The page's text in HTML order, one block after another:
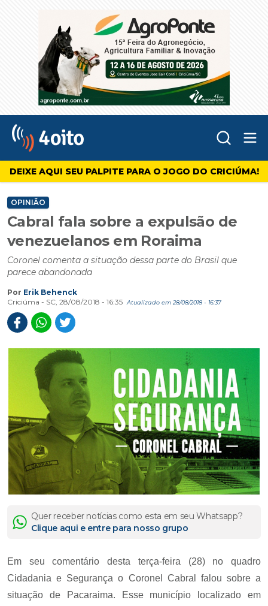
4oito
DEIXE AQUI SEU PALPITE PARA O JOGO DO CRICIÚMA!
OPINIÃO
Cabral fala sobre a expulsão de
venezuelanos em Roraima
Coronel comenta a situação dessa parte do Brasil que
parece abandonada
Por Erik Behenck
Criciúma - SC, 28/08/2018 - 16:35
Atualizado em 28/08/2018 - 16:37
Quer receber notícias como esta em seu Whatsapp?
Clique aqui e entre para nosso grupo
Em seu comentário desta terça-feira (28) no quadro
Cidadania e Segurança o Coronel Cabral falou sobre a
situação de Pacaraima. Esse município localizado em